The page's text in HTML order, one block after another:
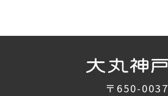
〒650-0037